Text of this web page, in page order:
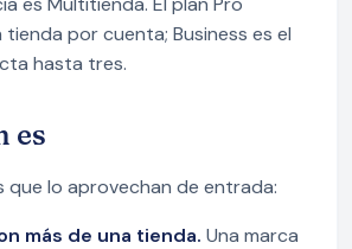
por cuenta; Business es el
hasta tres.
es
que lo aprovechan de entrada:
más de una tienda. Una marca